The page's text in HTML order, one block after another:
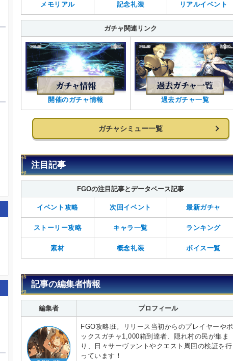
メモリアル 記念礼装 リアルイベント
ガチャ関連リンク
開催のガチャ情報 過去ガチャ一覧
ガチャシミュー一覧
注目記事
FGOの注目記事とデータベース記事
イベント攻略 次回イベント 最新ガチャ
ストーリー攻略 キャラ一覧 ランキング
素材 概念礼装 ボイス一覧
記事の編集者情報
編集者 プロフィール
FGO攻略班。リリース当初からのプレイヤーやボ
ックスガチャ1,000箱到達者、隠れ村の民が集ま
り、日々サーヴァントやクエスト周回の検証を行
っています！